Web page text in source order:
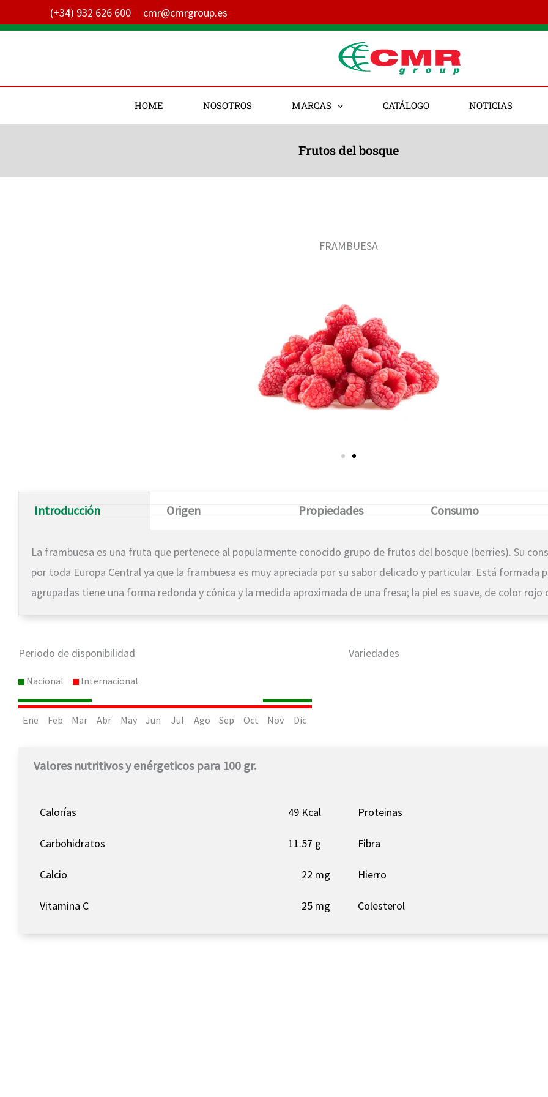
al
(+34) 932 626 600 cmr@cmrgroup.es
HOME NOSOTROS MARCAS CATÁLOGO NOTICIAS
Frutos del bosque
FRAMBUESA
Introducción Origen Propiedades Consumo
La frambuesa es una fruta que pertenece al popularmente conocido grupo de frutos del bosque (berries). Su
por toda Europa Central ya que la frambuesa es muy apreciada por su sabor delicado y particular. Está formada
agrupadas tiene una forma redonda y cónica y la medida aproximada de una fresa; la piel es suave, de color rojo
Periodo de disponibilidad
Nacional Internacional
Ene Feb Mar Abr May Jun Jul Ago Sep Oct Nov Dic
Variedades
Valores nutritivos y enérgeticos para 100 gr.
Calorías 49 Kcal Proteinas
Carbohidratos 11.57 g Fibra
Calcio 22 mg Hierro
Vitamina C 25 mg Colesterol